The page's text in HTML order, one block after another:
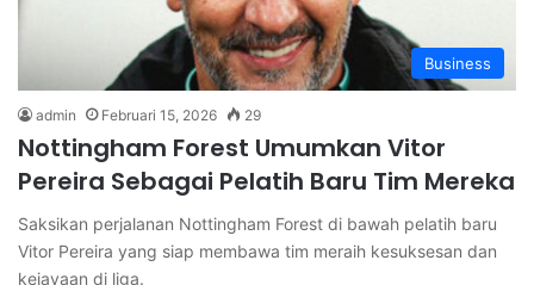
Business
admin Februari 15, 2026 29
Nottingham Forest Umumkan Vitor
Pereira Sebagai Pelatih Baru Tim Mereka
Saksikan perjalanan Nottingham Forest di bawah pelatih baru
Vitor Pereira yang siap membawa tim meraih kesuksesan dan
kejayaan di liga.